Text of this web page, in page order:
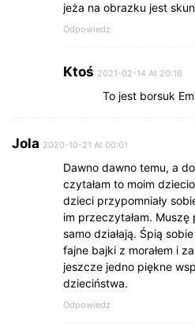
jeża na obrazku jest
Odpowiedz
Ktoś 2021-02-14 At 20:16
To jest borsuk
Jola 2020-10-21 At 00:01
Dawno dawno temu, a
czytałam to moim
dzieci przypomniały
im przeczytałam.
samo działają. Śpią
fajne bajki z morałem i
jeszcze jedno piękne
dzieciństwa.
Odpowiedz